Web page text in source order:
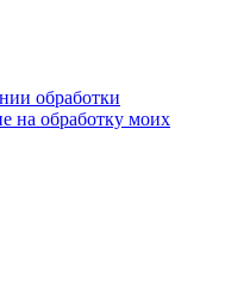
обработки
на обработку моих